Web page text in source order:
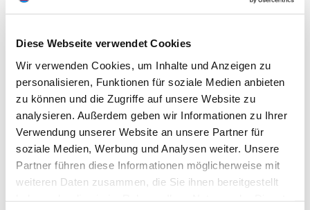
Diese Webseite verwendet Cookies
Wir verwenden Cookies, um Inhalte und Anzeigen zu
personalisieren, Funktionen für soziale Medien anbieten
zu können und die Zugriffe auf unsere Website zu
analysieren. Außerdem geben wir Informationen zu Ihrer
Verwendung unserer Website an unsere Partner für
soziale Medien, Werbung und Analysen weiter. Unsere
Partner führen diese Informationen möglicherweise mit
weiteren Daten zusammen, die Sie ihnen bereitgestellt
Das neue Journal „KultURknall" dokumentiert fast 40 Jahre Kunst
Fotos: Förderverein Kulturwerkstatt HAUS 10 / Bildmontage: Stadt